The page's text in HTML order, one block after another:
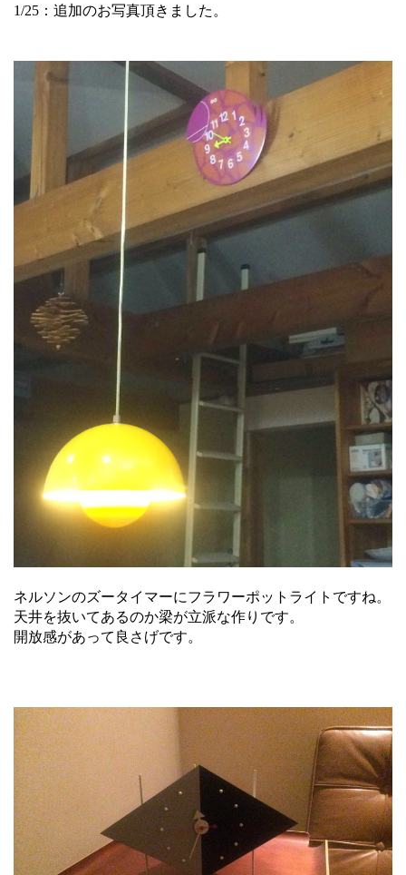
1/25：追加のお写真頂きました。
ネルソンのズータイマーにフラワーポットライトですね。
天井を抜いてあるのか梁が立派な作りです。
開放感があって良さげです。